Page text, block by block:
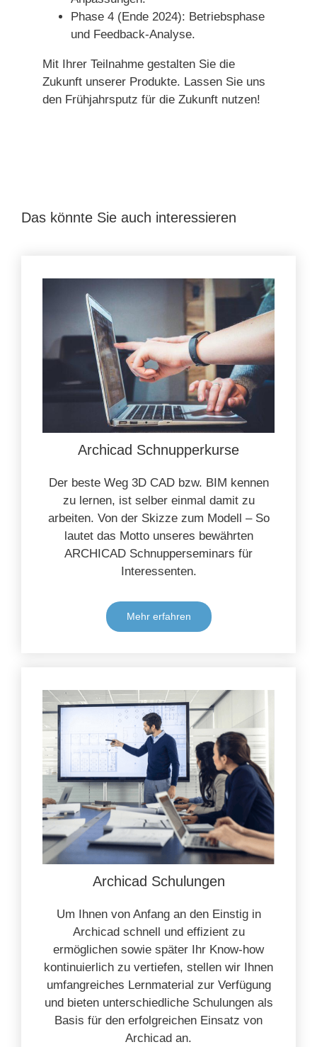
Phase 4 (Ende 2024): Betriebsphase
und Feedback-Analyse.
Mit Ihrer Teilnahme gestalten Sie die
Zukunft unserer Produkte. Lassen Sie uns
den Frühjahrsputz für die Zukunft nutzen!
Das könnte Sie auch interessieren
Archicad Schnupperkurse
Der beste Weg 3D CAD bzw. BIM kennen
zu lernen, ist selber einmal damit zu
arbeiten. Von der Skizze zum Modell – So
lautet das Motto unseres bewährten
ARCHICAD Schnupperseminars für
Interessenten.
Mehr erfahren
Archicad Schulungen
Um Ihnen von Anfang an den Einstig in
Archicad schnell und effizient zu
ermöglichen sowie später Ihr Know-how
kontinuierlich zu vertiefen, stellen wir Ihnen
umfangreiches Lernmaterial zur Verfügung
und bieten unterschiedliche Schulungen als
Basis für den erfolgreichen Einsatz von
Archicad an.